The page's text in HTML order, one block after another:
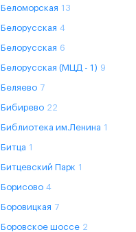
Беломорская 13
Белорусская 4
Белорусская 6
Белорусская (МЦД - 1) 9
Беляево 7
Бибирево 22
Библиотека им.Ленина 1
Битца 1
Битцевский Парк 1
Борисово 4
Боровицкая 7
Боровское шоссе 2